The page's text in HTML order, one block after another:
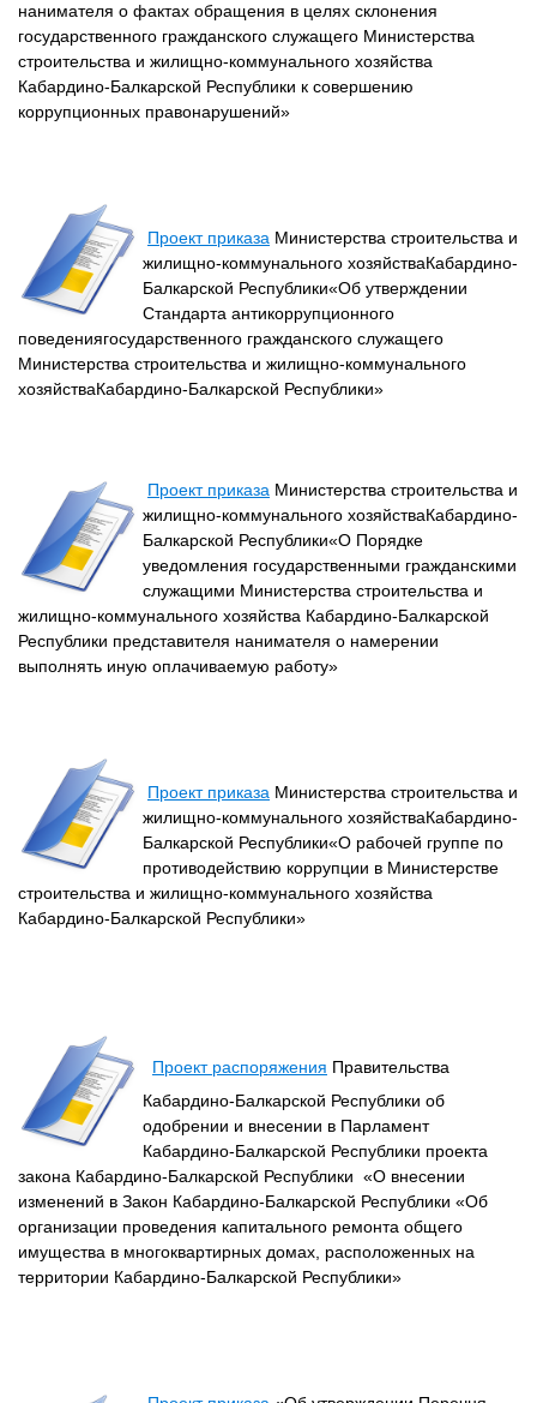
нанимателя о фактах обращения в целях склонения
государственного гражданского служащего Министерства
строительства и жилищно-коммунального хозяйства
Кабардино-Балкарской Республики к совершению
коррупционных правонарушений»
Проект приказа Министерства строительства и
жилищно-коммунального хозяйстваКабардино-
Балкарской Республики«Об утверждении
Стандарта антикоррупционного
поведениягосударственного гражданского служащего
Министерства строительства и жилищно-коммунального
хозяйстваКабардино-Балкарской Республики»
Проект приказа Министерства строительства и
жилищно-коммунального хозяйстваКабардино-
Балкарской Республики«О Порядке
уведомления государственными гражданскими
служащими Министерства строительства и
жилищно-коммунального хозяйства Кабардино-Балкарской
Республики представителя нанимателя о намерении
выполнять иную оплачиваемую работу»
Проект приказа Министерства строительства и
жилищно-коммунального хозяйстваКабардино-
Балкарской Республики«О рабочей группе по
противодействию коррупции в Министерстве
строительства и жилищно-коммунального хозяйства
Кабардино-Балкарской Республики»
Проект распоряжения Правительства
Кабардино-Балкарской Республики об
одобрении и внесении в Парламент
Кабардино-Балкарской Республики проекта
закона Кабардино-Балкарской Республики «О внесении
изменений в Закон Кабардино-Балкарской Республики «Об
организации проведения капитального ремонта общего
имущества в многоквартирных домах, расположенных на
территории Кабардино-Балкарской Республики»